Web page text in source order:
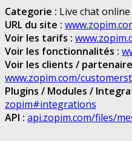
Categorie : Live chat online
URL du site :
Voir les tarifs :
Voir les fonctionnalités :
Voir les clients /
www.zopim.com/
Plugins / Modules /
zopim#integrations
API : api.zopim.com/files/